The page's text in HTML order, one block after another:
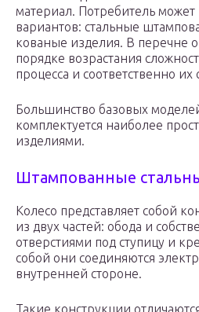
материал. Потребитель может
вариантов: стальные
кованые изделия. В перечне
порядке возрастания
процесса и соответственно их
Большинство базовых
комплектуется наиболее
изделиями.
Штампованные
Колесо представляет собой
из двух частей: обода и
отверстиями под ступицу и
собой они соединяются
внутренней стороне.
Такие конструкции